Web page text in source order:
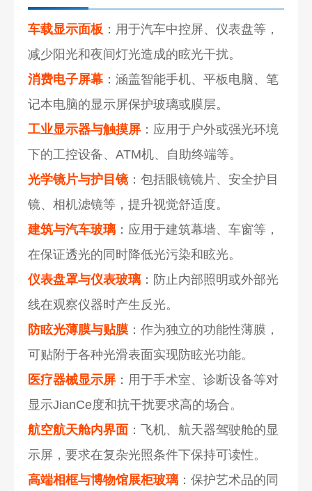
车载显示面板 ：用于汽车中控屏、仪表盘等，
减少阳光和夜间灯光造成的眩光干扰。
消费电子屏幕：涵盖智能手机、平板电脑、笔
记本电脑的显示屏保护玻璃或膜层。
工业显示器与触摸屏 ：应用于户外或强光环境
下的工控设备、ATM机、自助终端等。
光学镜片与护目镜：包括眼镜镜片、安全护目
镜、相机滤镜等，提升视觉舒适度。
建筑与汽车玻璃 ：应用于建筑幕墙、车窗等，
在保证透光的同时降低光污染和眩光。
仪表盘罩与仪表玻璃 ：防止内部照明或外部光
线在观察仪器时产生反光。
防眩光薄膜与贴膜 ：作为独立的功能性薄膜，
可贴附于各种光滑表面实现防眩光功能。
医疗器械显示屏 ：用于手术室、诊断设备等对
显示JianCe度和抗干扰要求高的场合。
航空航天舱内界面 ：飞机、航天器驾驶舱的显
示屏，要求在复杂光照条件下保持可读性。
高端相框与博物馆展柜玻璃 ：保护艺术品的同